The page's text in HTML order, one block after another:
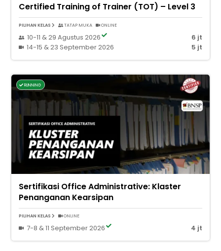
Certified Training of Trainer (TOT) – Level 3
PILIHAN KELAS TATAP MUKA ONLINE
10-11 & 29 Agustus 2026
6 jt
14-15 & 23 September 2026
5 jt
RUNNING
Sertifikasi Office Administrative: Klaster
Penanganan Kearsipan
PILIHAN KELAS ONLINE
7-8 & 11 September 2026 4 jt